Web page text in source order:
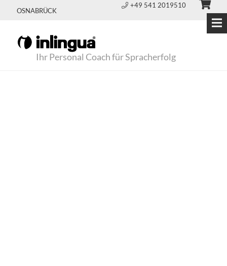
OSNABRÜCK
+49 541 2019510
Ihr Personal Coach für Spracherfolg